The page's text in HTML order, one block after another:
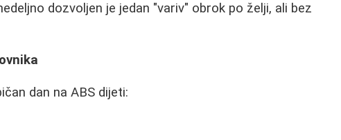
dozvoljen je jedan "variv" obrok po želji, ali bez
dan na ABS dijeti: